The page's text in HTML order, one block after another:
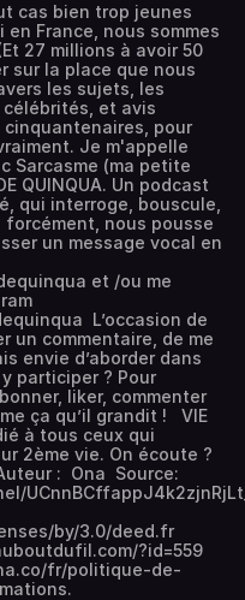
cas bien trop jeunes
France, nous sommes
27 millions à avoir 50
sur la place que nous
les sujets, les
et avis
cinquantenaires, pour
Je m'appelle
Sarcasme (ma petite
QUINQUA. Un podcast
qui interroge, bouscule,
nous pousse
un message vocal en
et /ou me
L’occasion de
un commentaire, de me
envie d’aborder dans
participer ? Pour
liker, commenter
ça qu’il grandit ! VIE
à tous ceux qui
2ème vie. On écoute ?
: Ona Source:
by/3.0/deed.fr
?id=559
fr/politique-de-